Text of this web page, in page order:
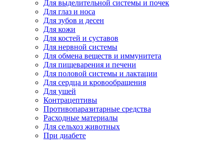
Для выделительной системы и почек
Для глаз и носа
Для зубов и десен
Для кожи
Для костей и суставов
Для нервной системы
Для обмена веществ и иммунитета
Для пищеварения и печени
Для половой системы и лактации
Для сердца и кровообращения
Для ушей
Контрацептивы
Противопаразитарные средства
Расходные материалы
Для сельхоз животных
При диабете